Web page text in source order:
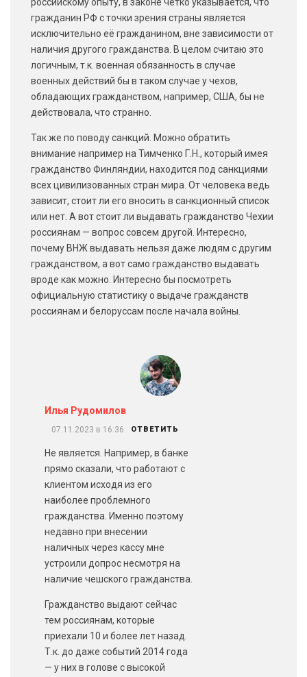
гражданин РФ с точки зрения страны является
исключительно её гражданином, вне зависимости от
наличия другого гражданства. В целом считаю это
логичным, т.к. военная обязанность в случае
военных действий бы в таком случае у чехов,
обладающих гражданством, например, США, бы не
действовала, что странно.
Так же по поводу санкций. Можно обратить
внимание например на Тимченко Г.Н., который имея
гражданство Финляндии, находится под санкциями
всех цивилизованных стран мира. От человека ведь
зависит, стоит ли его вносить в санкционный список
или нет. А вот стоит ли выдавать гражданство Чехии
россиянам — вопрос совсем другой. Интересно,
почему ВНЖ выдавать нельзя даже людям с другим
гражданством, а вот само гражданство выдавать
вроде как можно. Интересно бы посмотреть
официальную статистику о выдаче гражданств
россиянам и белоруссам после начала войны.
Илья Рудомилов
07.11.2023 в 16:36 ОТВЕТИТЬ
Не является. Например, в банке
прямо сказали, что работают с
клиентом исходя из его
наиболее проблемного
гражданства. Именно поэтому
недавно при внесении
наличных через кассу мне
устроили допрос несмотря на
наличие чешского гражданства.
Гражданство выдают сейчас
тем россиянам, которые
приехали 10 и более лет назад.
Т.к. до даже событий 2014 года
— у них в голове с высокой